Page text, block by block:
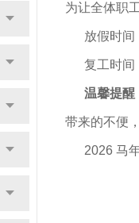
为让全体职
放假时间
复工时间
温馨提醒
带来的不便
2026 马